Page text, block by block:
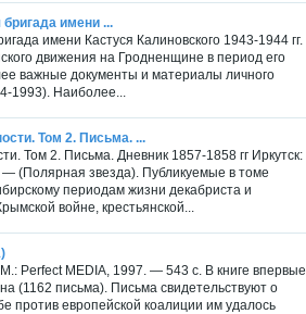
имени ...
имени Кастуся Калиновского 1943-1944 гг.
движения на Гродненщине в период его
важные документы и материалы личного
1993). Наиболее...
Том 2. Письма. ...
Том 2. Письма. Дневник 1857-1858 гг Иркутск:
(Полярная звезда). Публикуемые в томе
периодам жизни декабриста и
войне, крестьянской...
Perfect MEDIA, 1997. — 543 с. В книге впервые
(1162 письма). Письма свидетельствуют о
против европейской коалиции им удалось